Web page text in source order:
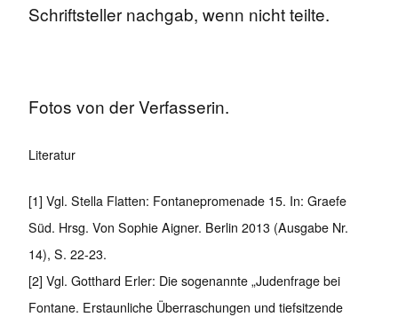
Schriftsteller nachgab, wenn nicht teilte.
Fotos von der Verfasserin.
Literatur
[1] Vgl. Stella Flatten: Fontanepromenade 15. In: Graefe
Süd. Hrsg. Von Sophie Aigner. Berlin 2013 (Ausgabe Nr.
14), S. 22-23.
[2] Vgl. Gotthard Erler: Die sogenannte „Judenfrage bei
Fontane. Erstaunliche Überraschungen und tiefsitzende